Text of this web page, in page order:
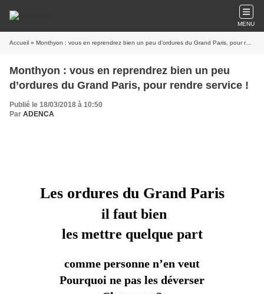
MENU
Accueil » Monthyon : vous en reprendrez bien un peu d’ordures du Grand Paris, pour rendre service !
Monthyon : vous en reprendrez bien un peu
d’ordures du Grand Paris, pour rendre service !
Publié le 18/03/2018 à 10:50
Par ADENCA
Les ordures du Grand Paris
il faut bien
les mettre quelque part
comme personne n’en veut
Pourquoi ne pas les déverser